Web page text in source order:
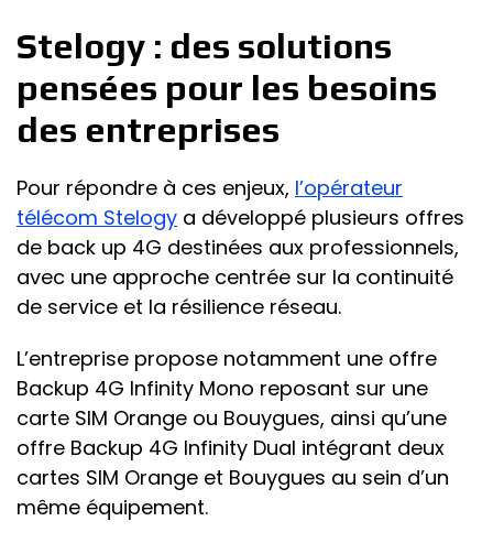
Stelogy : des solutions
pensées pour les besoins
des entreprises
Pour répondre à ces enjeux, l’opérateur
télécom Stelogy a développé plusieurs offres
de back up 4G destinées aux professionnels,
avec une approche centrée sur la continuité
de service et la résilience réseau.
L’entreprise propose notamment une offre
Backup 4G Infinity Mono reposant sur une
carte SIM Orange ou Bouygues, ainsi qu’une
offre Backup 4G Infinity Dual intégrant deux
cartes SIM Orange et Bouygues au sein d’un
même équipement.